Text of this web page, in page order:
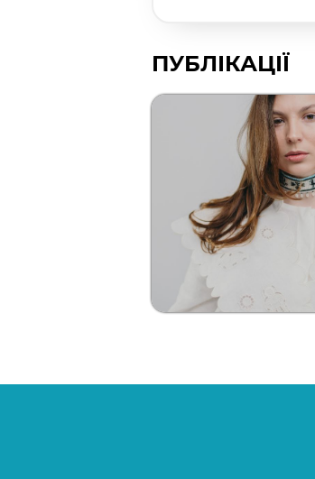
ПУБЛІКАЦІЇ